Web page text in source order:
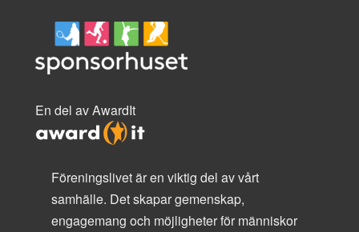
En del av AwardIt
Föreningslivet är en viktig del av vårt
samhälle. Det skapar gemenskap,
engagemang och möjligheter för människor